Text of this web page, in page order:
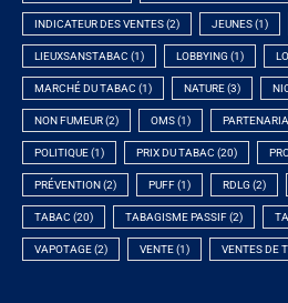
INDICATEUR DES VENTES(2) JEUNES(1)
LIEUXSANSTABAC (1) LOBBYING (1) LOI
MARCHÉ DU TABAC (1) NATURE(3)
NON FUMEUR(2) OMS(1)
POLITIQUE(1) PRIX DU TABAC (20)
PRÉVENTION (2) PUFF(1) RDLG (2)
TABAC (20) TABAGISME PASSIF(2)
VAPOTAGE(2) VENTE(1) VENTES DE